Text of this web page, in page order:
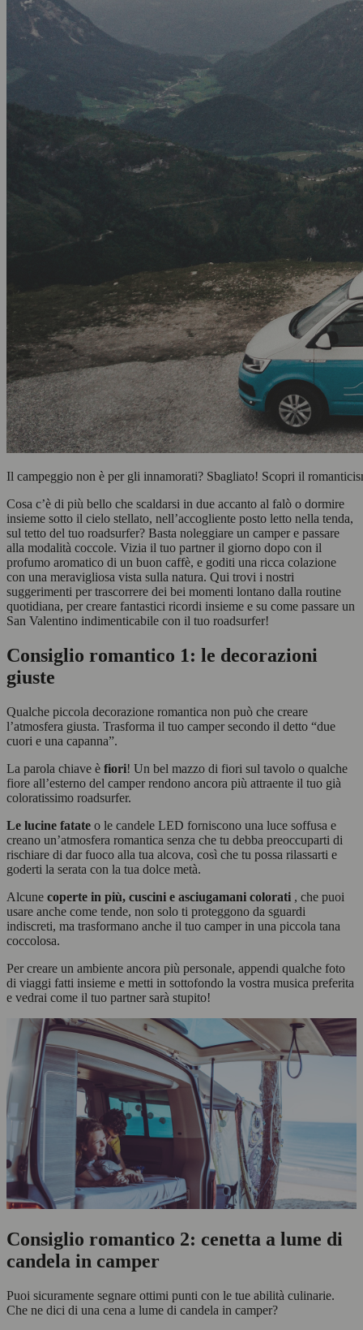
Il campeggio non è per gli innamorati? Sbagliato! Scopri il
Cosa c’è di più bello che scaldarsi in due accanto al falò o dormire
insieme sotto il cielo stellato, nell’accogliente posto letto nella tenda,
sul tetto del tuo roadsurfer? Basta noleggiare un camper e passare
alla modalità coccole. Vizia il tuo partner il giorno dopo con il
profumo aromatico di un buon caffè, e goditi una ricca colazione
con una meravigliosa vista sulla natura. Qui trovi i nostri
suggerimenti per trascorrere dei bei momenti lontano dalla routine
quotidiana, per creare fantastici ricordi insieme e su come passare un
San Valentino indimenticabile con il tuo roadsurfer!
Consiglio romantico 1: le decorazioni
giuste
Qualche piccola decorazione romantica non può che creare
l’atmosfera giusta. Trasforma il tuo camper secondo il detto “due
cuori e una capanna”.
La parola chiave è fiori! Un bel mazzo di fiori sul tavolo o qualche
fiore all’esterno del camper rendono ancora più attraente il tuo già
coloratissimo roadsurfer.
Le lucine fatate o le candele LED forniscono una luce soffusa e
creano un’atmosfera romantica senza che tu debba preoccuparti di
rischiare di dar fuoco alla tua alcova, così che tu possa rilassarti e
goderti la serata con la tua dolce metà.
Alcune coperte in più, cuscini e asciugamani colorati , che puoi
usare anche come tende, non solo ti proteggono da sguardi
indiscreti, ma trasformano anche il tuo camper in una piccola tana
coccolosa.
Per creare un ambiente ancora più personale, appendi qualche foto
di viaggi fatti insieme e metti in sottofondo la vostra musica preferita
e vedrai come il tuo partner sarà stupito!
Consiglio romantico 2: cenetta a lume di
candela in camper
Puoi sicuramente segnare ottimi punti con le tue abilità culinarie.
Che ne dici di una cena a lume di candela in camper?